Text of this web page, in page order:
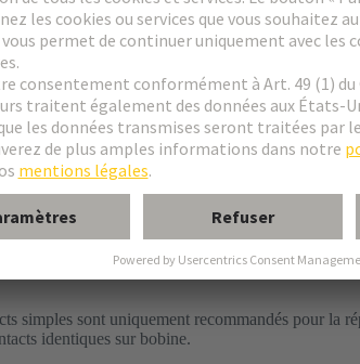
FM
2F
simples sont uniquement recommandés pour la
identiques sur bobine.